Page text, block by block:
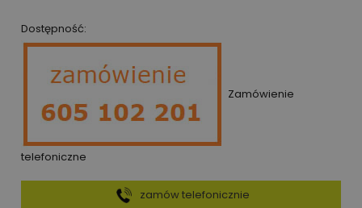
Dostępność:
Zamówienie
telefoniczne
zamów telefonicznie